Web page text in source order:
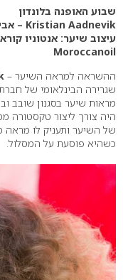
שבוע האופנה בלונדון
Kristian Aadnevik – אביב-קיץ 2018
עיצוב שיער: אנטוניו
Moroccanoil
ההשראה למראה השיער –
שגרירה הבינלאומי של
מראות שיער בסגנון שובב
היה צורך ליצור
של השיער ותעניק לו מראה
כשהיא פוסעת על המסלול.